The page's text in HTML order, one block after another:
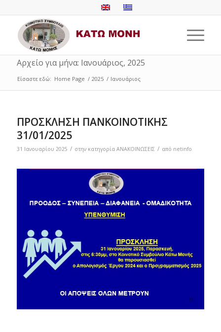
Αρχείο για μήνα: Ιανουάριος, 2025
Είσαστε εδώ: Home Page / 2025 / Ιανουάριος
ΠΡΟΣΚΛΗΣΗ ΠΑΝΚΟΙΝΟΤΙΚΗΣ
31/01/2025
31 Ιανουαρίου 2025 / στην κατηγορία ΑΝΑΚΟΙΝΩΣΕΙΣ / από netinfo